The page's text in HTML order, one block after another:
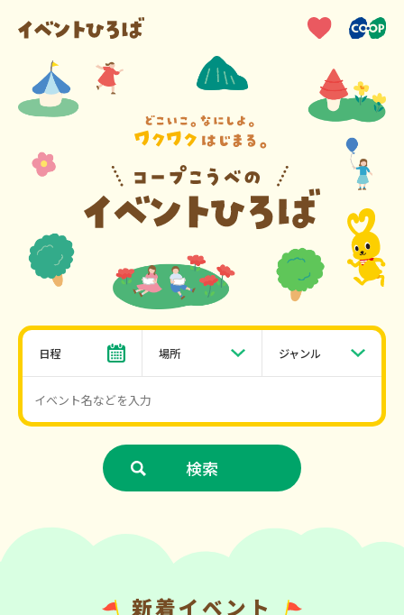
日程 場所 ジャンル
新着イベント